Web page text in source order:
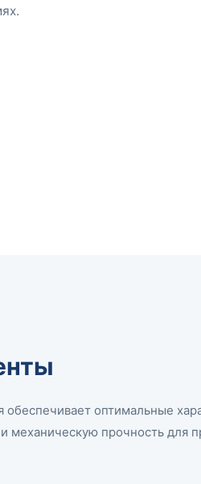
оптимальные
механическую прочность для